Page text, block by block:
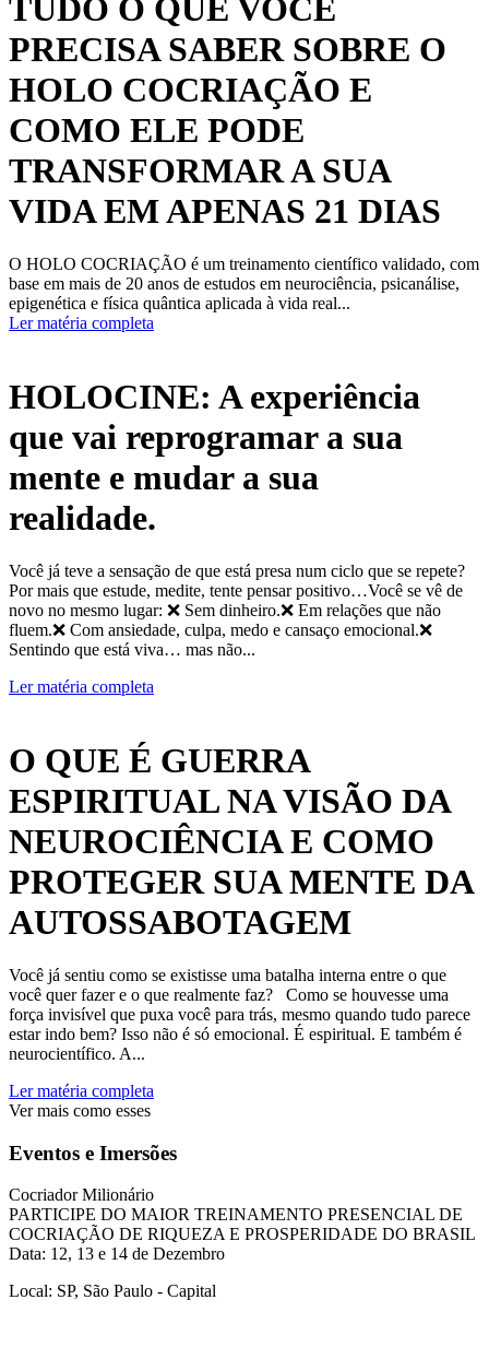
TUDO O QUE VOCÊ
PRECISA SABER SOBRE O
HOLO COCRIAÇÃO E
COMO ELE PODE
TRANSFORMAR A SUA
VIDA EM APENAS 21 DIAS
O HOLO COCRIAÇÃO é um treinamento científico validado, com
base em mais de 20 anos de estudos em neurociência, psicanálise,
epigenética e física quântica aplicada à vida real...
Ler matéria completa
HOLOCINE: A experiência
que vai reprogramar a sua
mente e mudar a sua
realidade.
Você já teve a sensação de que está presa num ciclo que se repete?
Por mais que estude, medite, tente pensar positivo…Você se vê de
novo no mesmo lugar: ❌ Sem dinheiro.❌ Em relações que não
fluem.❌ Com ansiedade, culpa, medo e cansaço emocional.❌
Sentindo que está viva… mas não...
Ler matéria completa
O QUE É GUERRA
ESPIRITUAL NA VISÃO DA
NEUROCIÊNCIA E COMO
PROTEGER SUA MENTE DA
AUTOSSABOTAGEM
Você já sentiu como se existisse uma batalha interna entre o que
você quer fazer e o que realmente faz? Como se houvesse uma
força invisível que puxa você para trás, mesmo quando tudo parece
estar indo bem? Isso não é só emocional. É espiritual. E também é
neurocientífico. A...
Ler matéria completa
Ver mais como esses
Eventos e Imersões
Cocriador Milionário
PARTICIPE DO MAIOR TREINAMENTO PRESENCIAL DE
COCRIAÇÃO DE RIQUEZA E PROSPERIDADE DO BRASIL
Data: 12, 13 e 14 de Dezembro
Local: SP, São Paulo - Capital